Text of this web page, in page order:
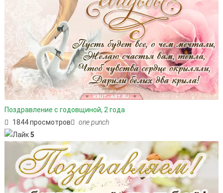
Поздравление с годовщиной, 2 года
1844 просмотров
one punch
5